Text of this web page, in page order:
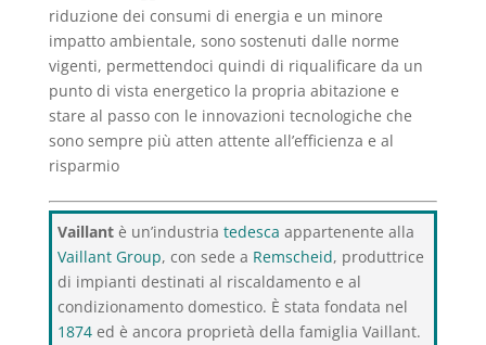
riduzione dei consumi di energia e un minore
impatto ambientale, sono sostenuti dalle norme
vigenti, permettendoci quindi di riqualificare da un
punto di vista energetico la propria abitazione e
stare al passo con le innovazioni tecnologiche che
sono sempre più atten attente all’efficienza e al
risparmio
Vaillantè un’industria tedesca appartenente alla
Vaillant Group, con sede a Remscheid, produttrice
di impianti destinati al riscaldamento e al
condizionamento domestico. È stata fondata nel
1874ed è ancora proprietà della famiglia Vaillant.